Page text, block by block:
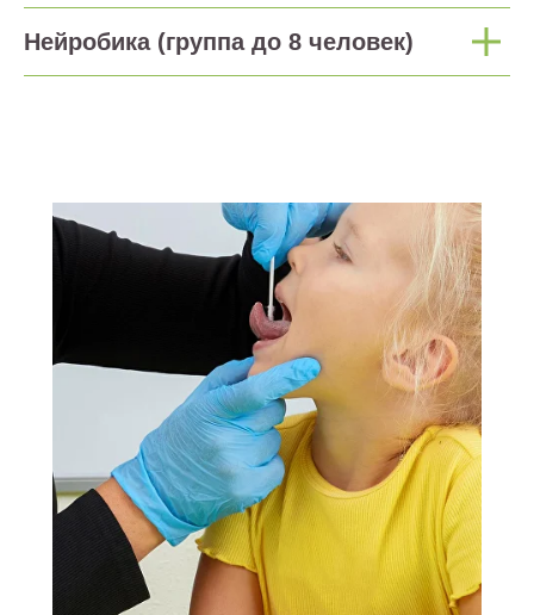
Нейробика (группа до 8 человек)